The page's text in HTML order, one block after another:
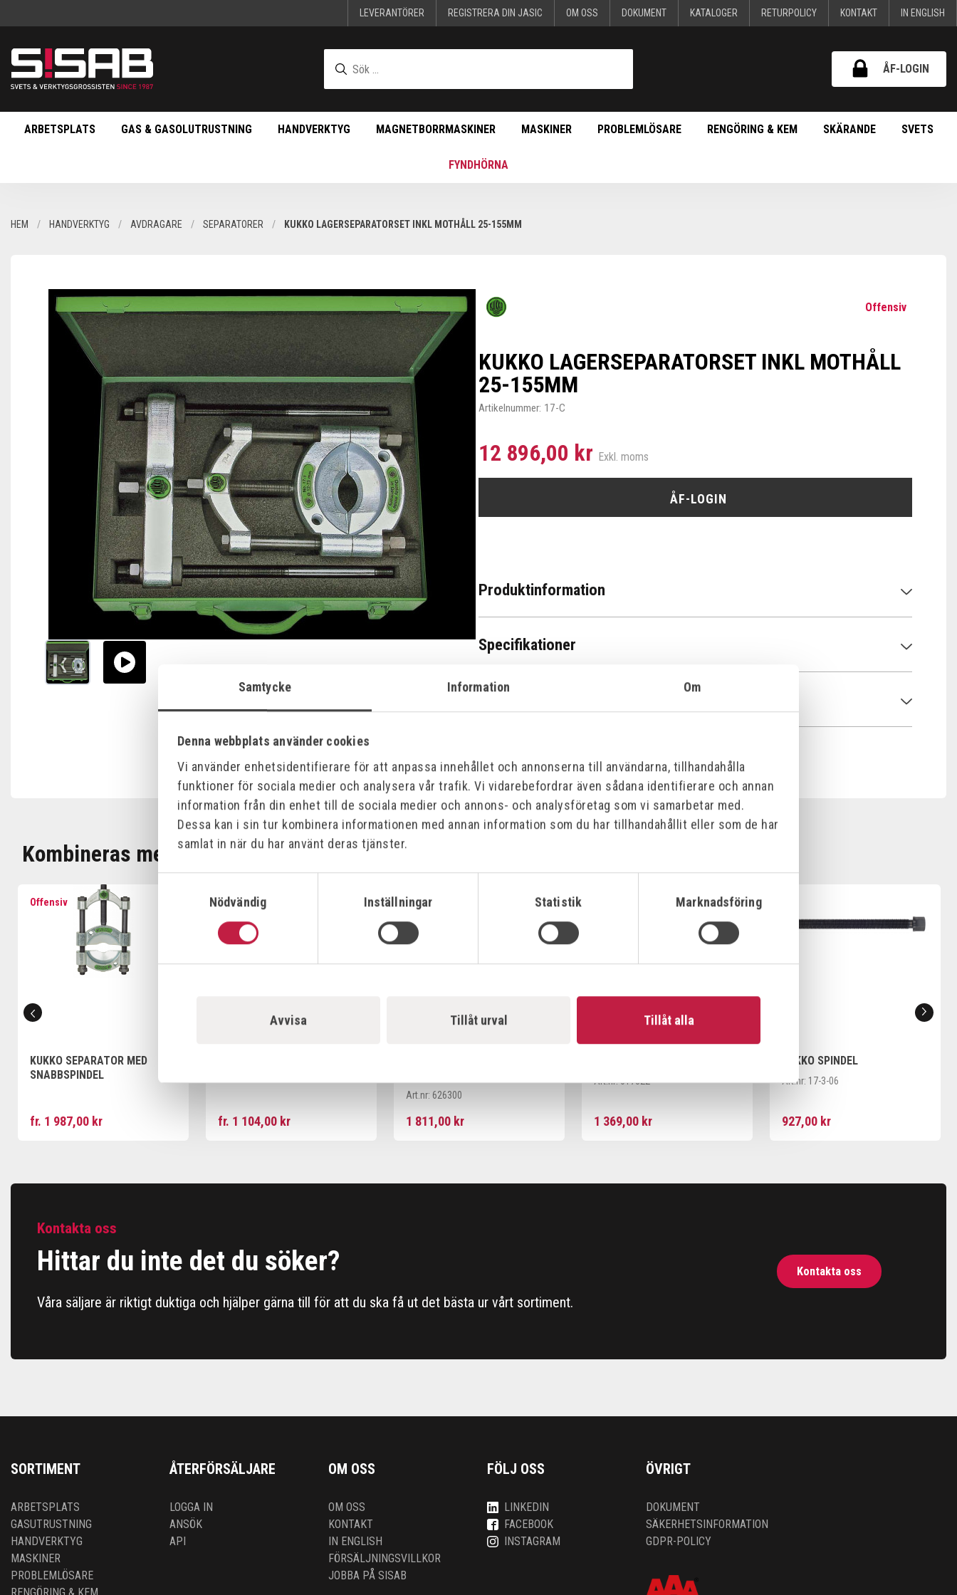
Samtycke Information Om
Denna webbplats använder cookies
Vi använder enhetsidentifierare för att anpassa innehållet och annonserna till användarna, tillhandahålla
funktioner för sociala medier och analysera vår trafik. Vi vidarebefordrar även sådana identifierare och annan
information från din enhet till de sociala medier och annons- och analysföretag som vi samarbetar med.
Dessa kan i sin tur kombinera informationen med annan information som du har tillhandahållit eller som de har
samlat in när du har använt deras tjänster.
Nödvändig
Inställningar Statistik Marknadsföring
Avvisa Tillåt urval Tillåt alla
LEVERANTÖRER REGISTRERA DIN JASIC OM OSS DOKUMENT KATALOGER RETURPOLICY KONTAKT IN ENGLISH
ÅF-LOGIN
ARBETSPLATS GAS & GASOLUTRUSTNING HANDVERKTYG MAGNETBORRMASKINER MASKINER PROBLEMLÖSARE RENGÖRING & KEM SKÄRANDE SVETS
FYNDHÖRNA
HEM HANDVERKTYG AVDRAGARE SEPARATORER KUKKO LAGERSEPARATORSET INKL MOTHÅLL 25-155MM
Offensiv
KUKKO LAGERSEPARATORSET INKL MOTHÅLL
25-155MM
Artikelnummer: 17-C
12 896,00 kr Exkl. moms
ÅF-LOGIN
Produktinformation
Specifikationer
Kombineras med
Offensiv
KUKKO SEPARATOR MED
SNABBSPINDEL
fr. 1 987,00 kr
Offensiv
fr. 1 104,00 kr
Art.nr: 626300
1 811,00 kr
Art.nr:017322
1 369,00 kr
KUKKO SPINDEL
Art.nr: 17-3-06
927,00 kr
Kontakta oss
Hittar du inte det du söker?
Våra säljare är riktigt duktiga och hjälper gärna till för att du ska få ut det bästa ur vårt sortiment.
Kontakta oss
SORTIMENT
ARBETSPLATS
GASUTRUSTNING
HANDVERKTYG
MASKINER
PROBLEMLÖSARE
ÅTERFÖRSÄLJARE
LOGGA IN
ANSÖK
API
OM OSS
OM OSS
KONTAKT
IN ENGLISH
FÖRSÄLJNINGSVILLKOR
JOBBA PÅ SISAB
FÖLJ OSS
LINKEDIN
FACEBOOK
INSTAGRAM
ÖVRIGT
DOKUMENT
SÄKERHETSINFORMATION
GDPR-POLICY